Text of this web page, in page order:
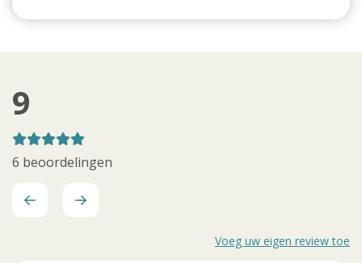
9
6 beoordelingen
Voeg uw eigen review toe